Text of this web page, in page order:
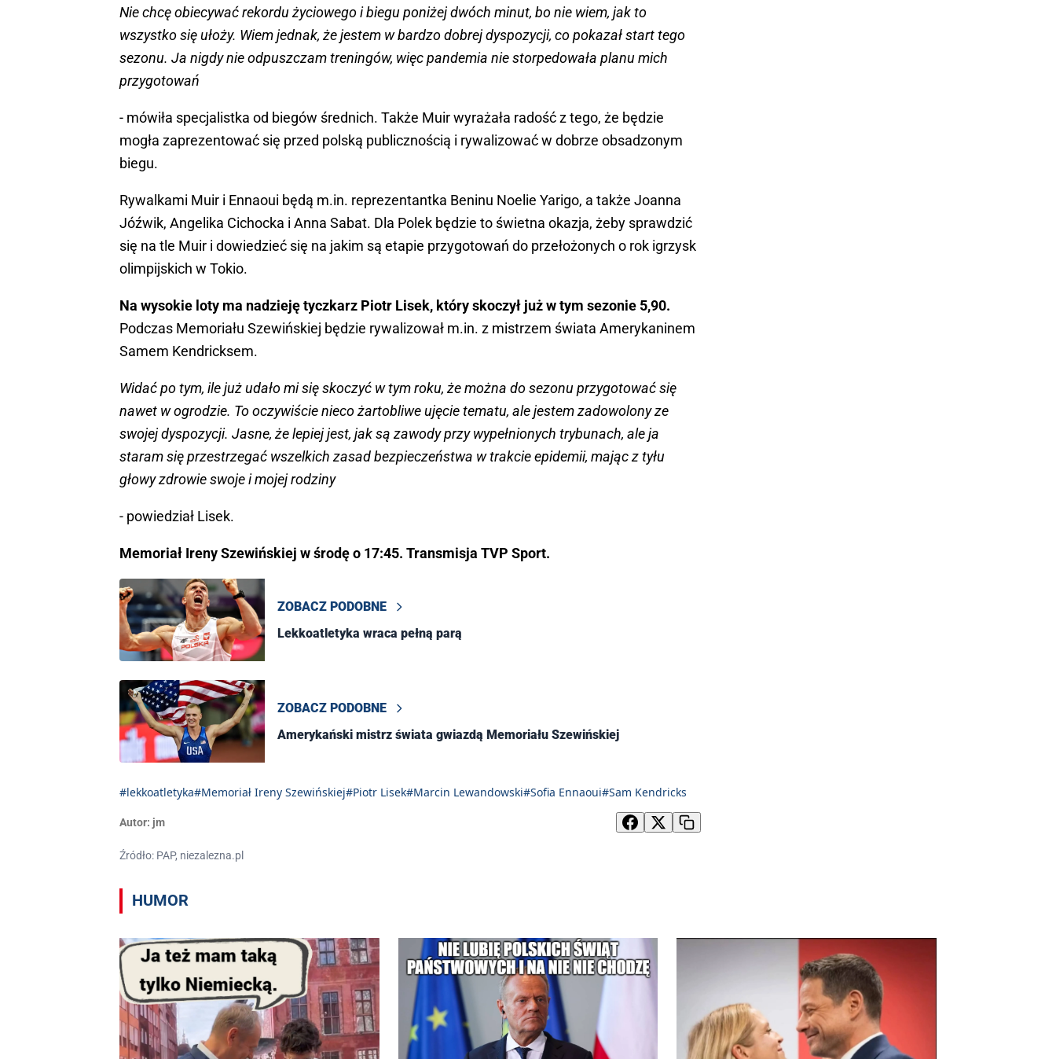
Nie chcę obiecywać rekordu życiowego i biegu poniżej dwóch minut, bo nie wiem, jak to
wszystko się ułoży. Wiem jednak, że jestem w bardzo dobrej dyspozycji, co pokazał start tego
sezonu. Ja nigdy nie odpuszczam treningów, więc pandemia nie storpedowała planu mich
przygotowań
- mówiła specjalistka od biegów średnich. Także Muir wyrażała radość z tego, że będzie
mogła zaprezentować się przed polską publicznością i rywalizować w dobrze obsadzonym
biegu.
Rywalkami Muir i Ennaoui będą m.in. reprezentantka Beninu Noelie Yarigo, a także Joanna
Jóźwik, Angelika Cichocka i Anna Sabat. Dla Polek będzie to świetna okazja, żeby sprawdzić
się na tle Muir i dowiedzieć się na jakim są etapie przygotowań do przełożonych o rok igrzysk
olimpijskich w Tokio.
Na wysokie loty ma nadzieję tyczkarz Piotr Lisek, który skoczył już w tym sezonie 5,90.
Podczas Memoriału Szewińskiej będzie rywalizował m.in. z mistrzem świata Amerykaninem
Samem Kendricksem.
Widać po tym, ile już udało mi się skoczyć w tym roku, że można do sezonu przygotować się
nawet w ogrodzie. To oczywiście nieco żartobliwe ujęcie tematu, ale jestem zadowolony ze
swojej dyspozycji. Jasne, że lepiej jest, jak są zawody przy wypełnionych trybunach, ale ja
staram się przestrzegać wszelkich zasad bezpieczeństwa w trakcie epidemii, mając z tyłu
głowy zdrowie swoje i mojej rodziny
- powiedział Lisek.
Memoriał Ireny Szewińskiej w środę o 17:45. Transmisja TVP Sport.
ZOBACZ PODOBNE
Lekkoatletyka wraca pełną parą
ZOBACZ PODOBNE
Amerykański mistrz świata gwiazdą Memoriału Szewińskiej
#lekkoatletyka#Memoriał Ireny Szewińskiej#Piotr Lisek#Marcin Lewandowski#Sofia Ennaoui#Sam Kendricks
Autor: jm
Źródło: PAP, niezalezna.pl
HUMOR